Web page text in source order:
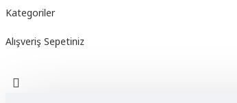
Kategoriler
Alışveriş Sepetiniz